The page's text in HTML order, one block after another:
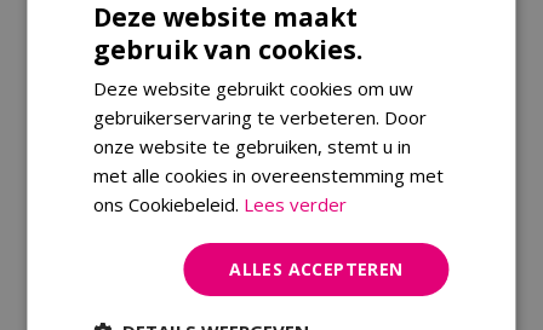
WoodWick Trilogy
Evening Luxe Medium
Candle
€28,99
Bestellen
Zena vaas beige -
l35xb17xh30,5cm
€42,99
Bestellen
Deze website maakt
gebruik van cookies.
Deze website gebruikt cookies om uw
gebruikerservaring te verbeteren. Door
onze website te gebruiken, stemt u in
met alle cookies in overeenstemming met
ons Cookiebeleid. Lees verder
ALLES ACCEPTEREN